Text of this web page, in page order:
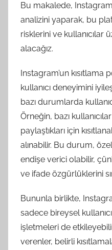
Bu makalede,
analizini yaparak, bu
risklerini ve kullanıcılar
alacağız.
Instagram’un kısıtlama
kullanıcı deneyimini
bazı durumlarda
Örneğin, bazı
paylaştıkları için
alınabilir. Bu durum,
endişe verici olabilir,
ve ifade özgürlüklerini
Bununla birlikte,
sadece bireysel
işletmeleri de
verenler, belirli